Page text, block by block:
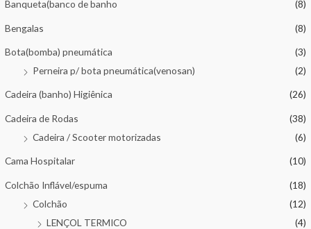
Banqueta(banco de banho (8)
Bengalas (8)
Bota(bomba) pneumática
(3)
Perneira p/ bota pneumática(venosan)
(2)
Cadeira (banho) Higiênica (26)
Cadeira de Rodas
(38)
Cadeira / Scooter motorizadas
(6)
Cama Hospitalar (10)
Colchão Inflável/espuma
(18)
Colchão
(12)
LENÇOL TERMICO
(4)